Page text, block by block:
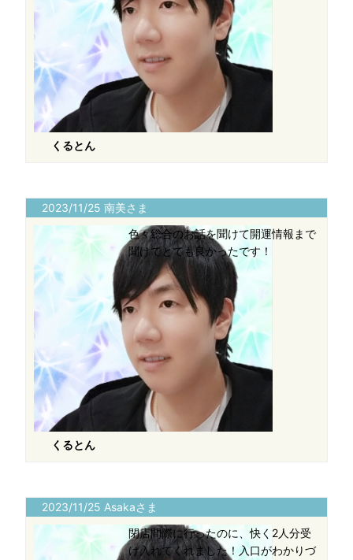
くるとん
2023/11/25 南美さま
くるとん
色々総合のお話を聞けて開運情報まで
聞けてとても良かったです！
2023/11/25 Asakaさま
閉店間際に行ったのに、快く2人分受
け入れてくれました！入口がわかりづ